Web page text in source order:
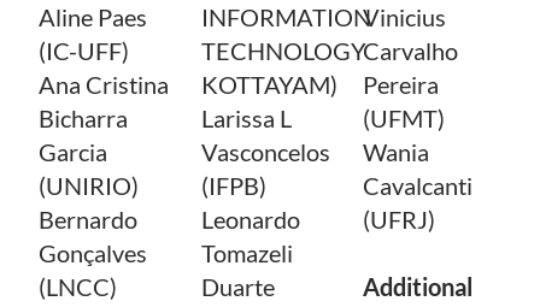
Aline Paes
(IC-UFF)
Ana Cristina
Bicharra
Garcia
(UNIRIO)
Bernardo
Gonçalves
(LNCC)
INFORMATION
TECHNOLOGY
KOTTAYAM)
Larissa L
Vasconcelos
(IFPB)
Leonardo
Tomazeli
Duarte
Vinicius
Carvalho
Pereira
(UFMT)
Wania
Cavalcanti
(UFRJ)
Additional